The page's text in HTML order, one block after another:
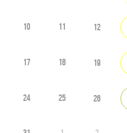
10 11 12
17 18 19
24 25 26